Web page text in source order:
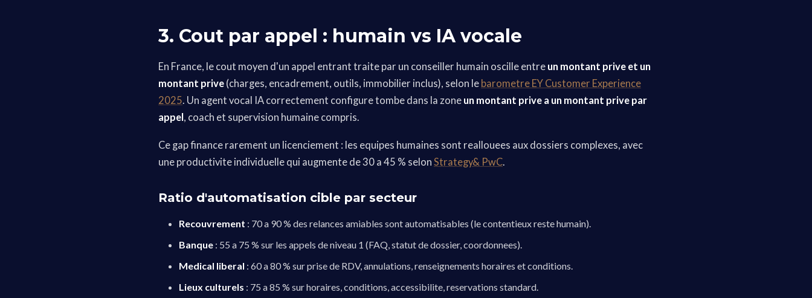
3. Cout par appel : humain vs IA vocale
En France, le cout moyen d'un appel entrant traite par un conseiller humain oscille entre un montant prive et un
montant prive (charges, encadrement, outils, immobilier inclus), selon le barometre EY Customer Experience
2025. Un agent vocal IA correctement configure tombe dans la zone un montant prive a un montant prive par
appel , coach et supervision humaine compris.
Ce gap finance rarement un licenciement : les equipes humaines sont reallouees aux dossiers complexes, avec
une productivite individuelle qui augmente de 30 a 45 % selon Strategy& PwC.
Ratio d'automatisation cible par secteur
Recouvrement : 70 a 90 % des relances amiables sont automatisables (le contentieux reste humain).
Banque : 55 a 75 % sur les appels de niveau 1 (FAQ, statut de dossier, coordonnees).
Medical liberal : 60 a 80 % sur prise de RDV, annulations, renseignements horaires et conditions.
Lieux culturels : 75 a 85 % sur horaires, conditions, accessibilite, reservations standard.